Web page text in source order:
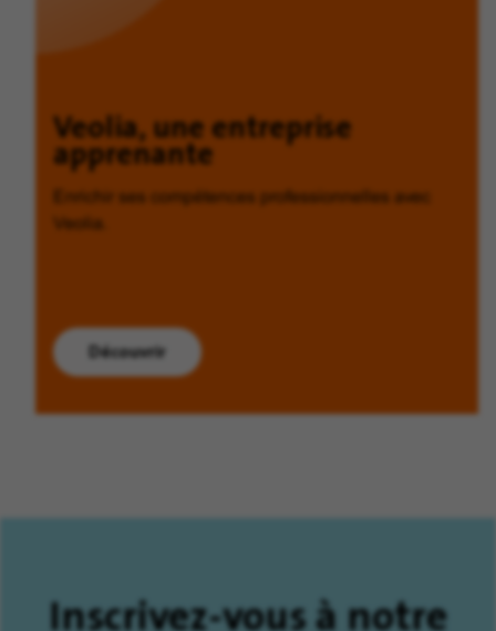
Veolia, une entreprise
apprenante
Enrichir ses compétences professionnelles avec
Veolia.
Découvrir
Inscrivez-vous à notre